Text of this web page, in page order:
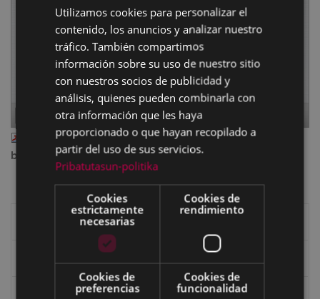
Page 1 of52
eibar_126.pdf— PDF document, 6.21 MB (6507962
bytes)
Libros de Eibar
BASQUE
SPANISH
Utilizamos cookies para personalizar el
contenido, los anuncios y analizar nuestro
tráfico. También compartimos
información sobre su uso de nuestro sitio
con nuestros socios de publicidad y
análisis, quienes pueden combinarla con
otra información que les haya
proporcionado o que hayan recopilado a
partir del uso de sus servicios.
Pribatutasun-politika
Cookies
estrictamente
necesarias
Cookies de
rendimiento
Cookies de
preferencias
Cookies de
funcionalidad